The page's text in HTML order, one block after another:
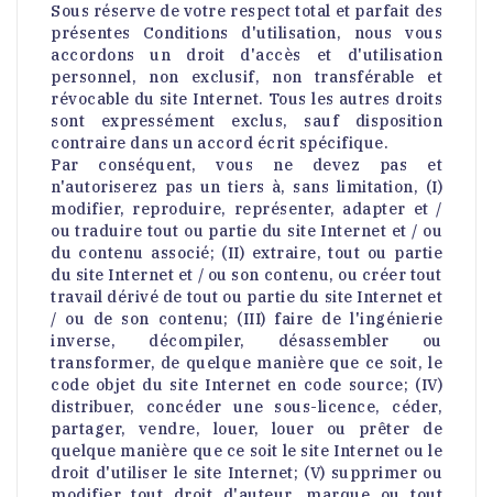
Sous réserve de votre respect total et parfait des
présentes Conditions d'utilisation, nous vous
accordons un droit d'accès et d'utilisation
personnel, non exclusif, non transférable et
révocable du site Internet. Tous les autres droits
sont expressément exclus, sauf disposition
contraire dans un accord écrit spécifique.
Par conséquent, vous ne devez pas et
n'autoriserez pas un tiers à, sans limitation, (I)
modifier, reproduire, représenter, adapter et /
ou traduire tout ou partie du site Internet et / ou
du contenu associé; (II) extraire, tout ou partie
du site Internet et / ou son contenu, ou créer tout
travail dérivé de tout ou partie du site Internet et
/ ou de son contenu; (III) faire de l'ingénierie
inverse, décompiler, désassembler ou
transformer, de quelque manière que ce soit, le
code objet du site Internet en code source; (IV)
distribuer, concéder une sous-licence, céder,
partager, vendre, louer, louer ou prêter de
quelque manière que ce soit le site Internet ou le
droit d'utiliser le site Internet; (V) supprimer ou